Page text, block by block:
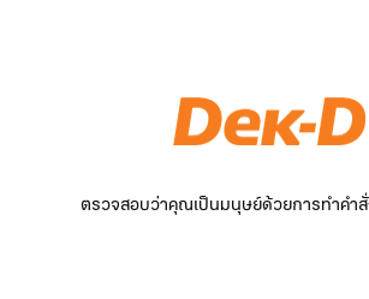
ตรวจสอบว่าคุณเป็นมนุษย์ด้วยการทำคำสั่